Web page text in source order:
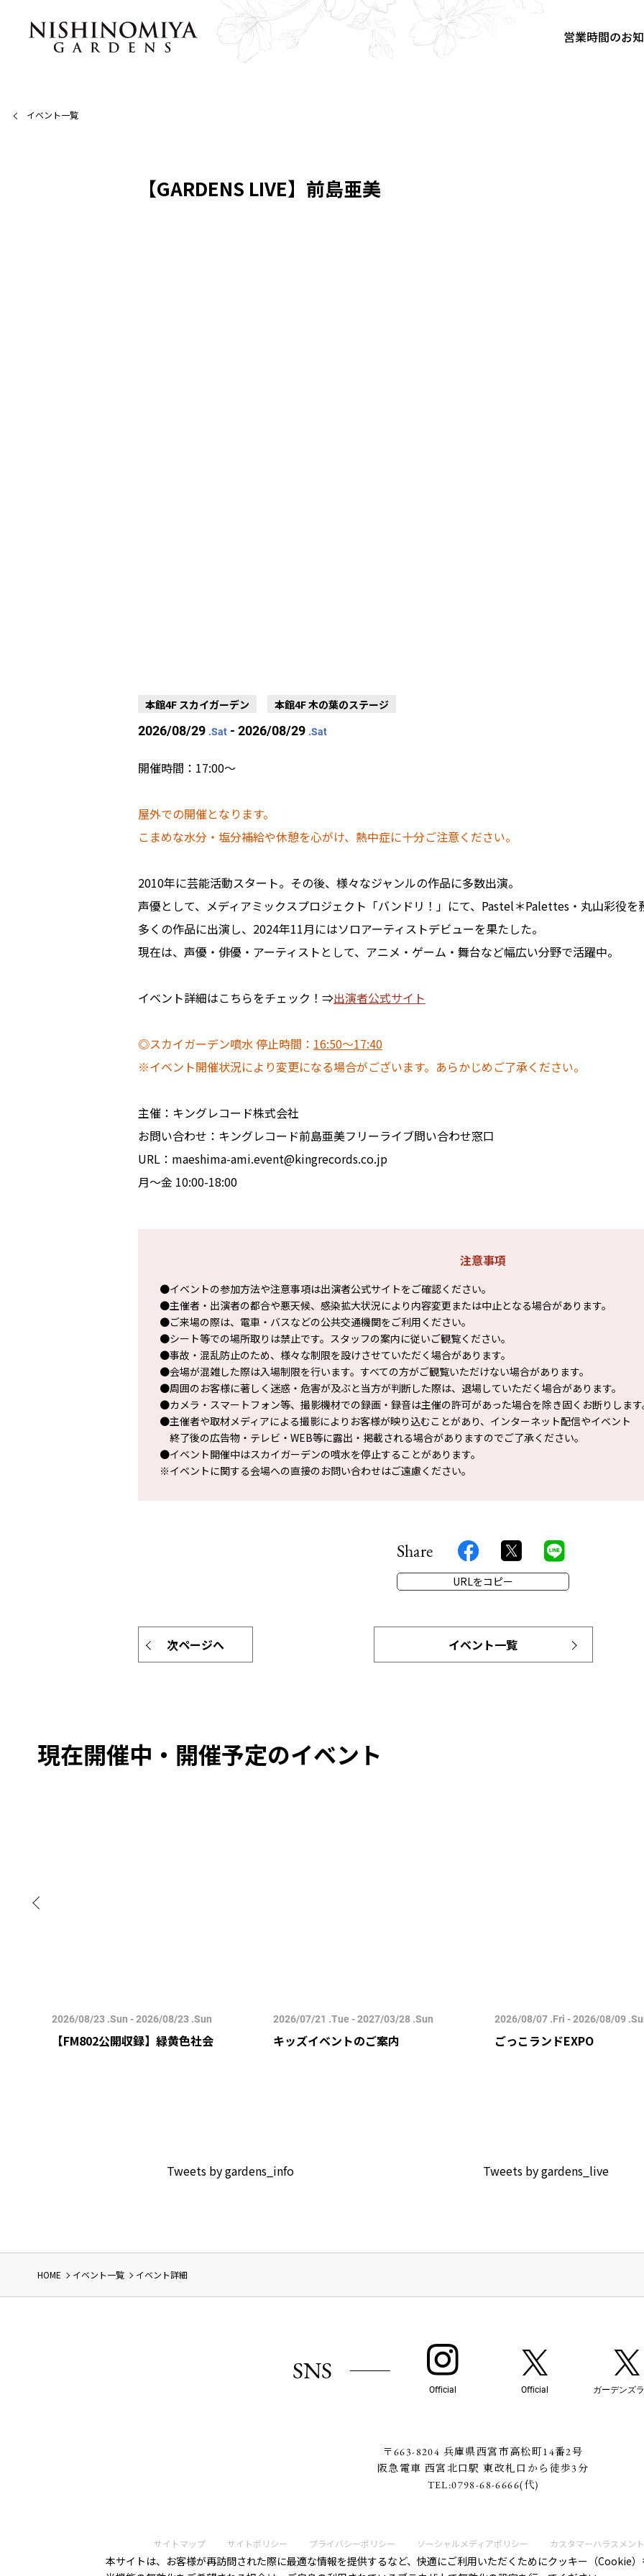
営業時間のお
本サイトは、お客様が再訪問された際に最適な情報を提供するなど、快適にご利用いただくためにクッキー（Cookie
イベント一覧
【GARDENS LIVE】前島亜美
本館4F スカイガーデン 本館4F 木の葉のステージ
2026/08/29 .Sat - 2026/08/29 .Sat
開催時間：17:00～
屋外での開催となります。
こまめな水分・塩分補給や休憩を心がけ、熱中症に十分ご注意ください。
2010年に芸能活動スタート。その後、様々なジャンルの作品に多数出演。
声優として、メディアミックスプロジェクト「バンドリ！」にて、Pastel＊Palettes・丸山彩役を
多くの作品に出演し、2024年11月にはソロアーティストデビューを果たした。
現在は、声優・俳優・アーティストとして、アニメ・ゲーム・舞台など幅広い分野で活躍中。
イベント詳細はこちらをチェック！⇒出演者公式サイト
◎スカイガーデン噴水 停止時間： 16:50～17:40
※イベント開催状況により変更になる場合がございます。あらかじめご了承ください。
主催：キングレコード株式会社
お問い合わせ：キングレコード前島亜美フリーライブ問い合わせ窓口
URL：maeshima-ami.event@kingrecords.co.jp
月～金 10:00-18:00
注意事項
●イベントの参加方法や注意事項は出演者公式サイトをご確認ください。
●主催者・出演者の都合や悪天候、感染拡大状況により内容変更または中止となる場合があります。
●ご来場の際は、電車・バスなどの公共交通機関をご利用ください。
●シート等での場所取りは禁止です。スタッフの案内に従いご観覧ください。
●事故・混乱防止のため、様々な制限を設けさせていただく場合があります。
●会場が混雑した際は入場制限を行います。すべての方がご観覧いただけない場合があります。
●周囲のお客様に著しく迷惑・危害が及ぶと当方が判断した際は、退場していただく場合があります。
●カメラ・スマートフォン等、撮影機材での録画・録音は主催の許可があった場合を除き固くお断りしま
●主催者や取材メディアによる撮影によりお客様が映り込むことがあり、インターネット配信やイベント
終了後の広告物・テレビ・WEB等に露出・掲載される場合がありますのでご了承ください。
●イベント開催中はスカイガーデンの噴水を停止することがあります。
※イベントに関する会場への直接のお問い合わせはご遠慮ください。
Share
URLをコピー
次ページへ イベント一覧
現在開催中・開催予定のイベント
2026/08/23 .Sun - 2026/08/23 .Sun
【FM802公開収録】緑黄色社会
2026/07/21 .Tue - 2027/03/28 .Sun
キッズイベントのご案内
2026/08/07 .Fri - 2026/08/09
ごっこランドEXPO
Tweets by gardens_info Tweets by gardens_live
HOME イベント一覧 イベント詳細
SNS
Official Official ガーデンズ
〒663-8204 兵庫県西宮市高松町14番2号
阪急電車 西宮北口駅 東改札口から徒歩3分
TEL:0798-68-6666(代)
サイトマップ サイトポリシー プライバシーポリシー ソーシャルメディアポリシー カスタマーハラスメン